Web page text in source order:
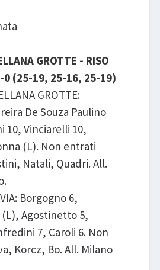
GROTTE - RISO
0 (25-19, 25-16, 25-19)
GROTTE:
De Souza Paulino
10, Vinciarelli 10,
(L). Non entrati
Natali, Quadri. All.
Borgogno 6,
Agostinetto 5,
7, Caroli 6. Non
Korcz, Bo. All. Milano